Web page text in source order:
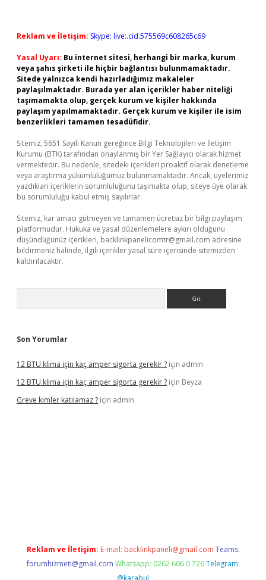
Reklam ve İletişim: Skype: live:.cid.575569c608265c69
Yasal Uyarı: Bu internet sitesi, herhangi bir marka, kurum
veya şahıs şirketi ile hiçbir bağlantısı bulunmamaktadır.
Sitede yalnızca kendi hazırladığımız makaleler
paylaşılmaktadır. Burada yer alan içerikler haber niteliği
taşımamakta olup, gerçek kurum ve kişiler hakkında
paylaşım yapılmamaktadır. Gerçek kurum ve kişiler ile isim
benzerlikleri tamamen tesadüfidir.
Sitemiz, 5651 Sayılı Kanun gereğince Bilgi Teknolojileri ve İletişim
Kurumu (BTK) tarafından onaylanmış bir Yer Sağlayıcı olarak hizmet
vermektedir. Bu nedenle, sitedeki içerikleri proaktif olarak denetleme
veya araştırma yükümlülüğümüz bulunmamaktadır. Ancak, üyelerimiz
yazdıkları içeriklerin sorumluluğunu taşımakta olup, siteye üye olarak
bu sorumluluğu kabul etmiş sayılırlar.
Sitemiz, kar amacı gütmeyen ve tamamen ücretsiz bir bilgi paylaşım
platformudur. Hukuka ve yasal düzenlemelere aykırı olduğunu
düşündüğünüz içerikleri, backlinkpanelicomtr@gmail.com adresine
bildirmeniz halinde, ilgili içerikler yasal süre içerisinde sitemizden
kaldırılacaktır.
Son Yorumlar
12 BTU klima için kaç amper sigorta gerekir ? için admin
12 BTU klima için kaç amper sigorta gerekir ? için Beyza
Greve kimler katılamaz ? için admin
Reklam ve İletişim: E-mail: backlinkpaneli@gmail.com Teams:
forumhizmeti@gmail.com Whatsapp: 0262 606 0 726 Telegram:
@karabul